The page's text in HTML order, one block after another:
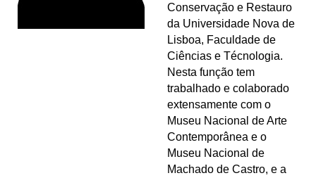
Conservação e Restauro
da Universidade Nova de
Lisboa, Faculdade de
Ciências e Técnologia.
Nesta função tem
trabalhado e colaborado
extensamente com o
Museu Nacional de Arte
Contemporânea e o
Museu Nacional de
Machado de Castro, e a